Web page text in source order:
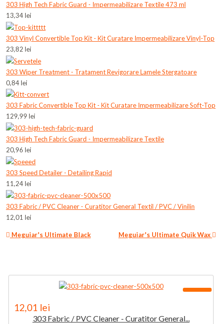
303 High Tech Fabric Guard - Impermeabilizare Textile 473 ml
13,34 lei
303 Vinyl Convertible Top Kit - Kit Curatare Impermeabilizare Vinyl-Top
23,82 lei
303 Wiper Treatment - Tratament Revigorare Lamele Stergatoare
0,84 lei
303 Fabric Convertible Top Kit - Kit Curatare Impermeabilizare Soft-Top
129,99 lei
303 High Tech Fabric Guard - Impermeabilizare Textile
20,96 lei
303 Speed Detailer - Detailing Rapid
11,24 lei
303 Fabric / PVC Cleaner - Curatitor General Textil / PVC / Vinilin
12,01 lei
Meguiar's Ultimate Black Meguiar's Ultimate Quik Wax
-80%
12,01 lei
303 Fabric / PVC Cleaner - Curatitor General...